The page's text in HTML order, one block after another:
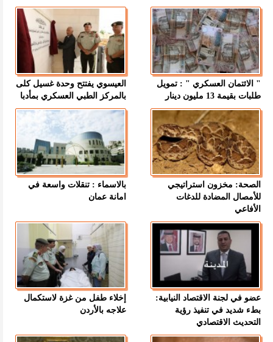
" الائتمان العسكري " : تمويل
طلبات بقيمة 13 مليون دينار
العيسوي يفتتح وحدة غسيل كلى
بالمركز الطبي العسكري بمأدبا
الصحة: مخزون استراتيجي
للأمصال المضادة للدغات
الأفاعي
بالاسماء : تنقلات واسعة في
امانة عمان
عضو في لجنة الاقتصاد النيابية:
بطء شديد في تنفيذ رؤية
التحديث الاقتصادي
إخلاء طفل من غزة لاستكمال
علاجه بالأردن